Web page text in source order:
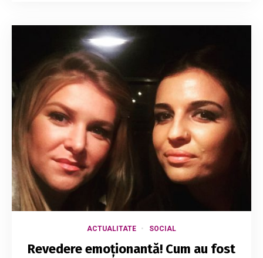
ACTUALITATE SOCIAL
Revedere emoționantă! Cum au fost